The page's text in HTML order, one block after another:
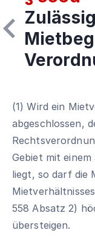
(1) Wird ein
abgeschlossen,
Gebiet mit
liegt, so darf die
558 Absatz 2)
übersteigen.